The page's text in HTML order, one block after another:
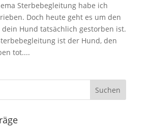
Sterbebegleitung habe ich
Doch heute geht es um den
Hund tatsächlich gestorben ist.
ist der Hund, den
tot....